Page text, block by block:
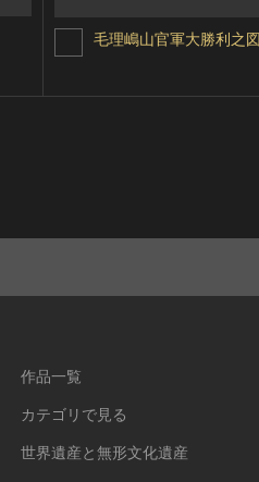
毛理嶋山官軍大勝利之図
作品一覧
カテゴリで見る
世界遺産と無形文化遺産